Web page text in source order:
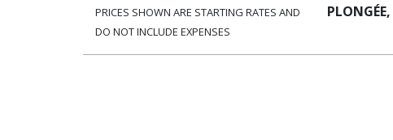
PRICES SHOWN ARE STARTING RATES AND
DO NOT INCLUDE EXPENSES